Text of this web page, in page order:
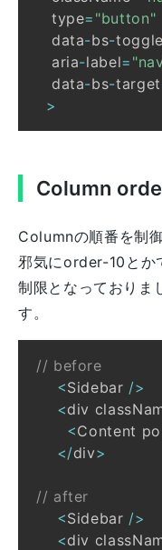
   type
= "button"
   data
-bs-toggle
   aria
-label=
   data
-bs-target
>
Column
Columnの順番を制
邪気にorder-10とか
制限となっておりま
す。
// before
<Sidebar />
<div
<Content
</div>
// after
<Sidebar />
<div